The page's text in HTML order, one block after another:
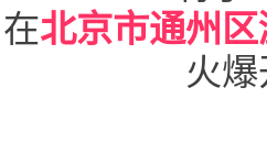
在北京市通州
火